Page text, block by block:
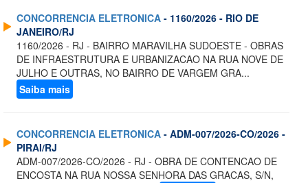
CONCORRENCIA ELETRONICA - 1160/2026 - RIO DE
JANEIRO/RJ
1160/2026 - RJ - BAIRRO MARAVILHA SUDOESTE - OBRAS
DE INFRAESTRUTURA E URBANIZACAO NA RUA NOVE DE
JULHO E OUTRAS, NO BAIRRO DE VARGEM GRA...
Saiba mais
CONCORRENCIA ELETRONICA - ADM-007/2026-CO/2026 -
PIRAI/RJ
ADM-007/2026-CO/2026 - RJ - OBRA DE CONTENCAO DE
ENCOSTA NA RUA NOSSA SENHORA DAS GRACAS, S/N,